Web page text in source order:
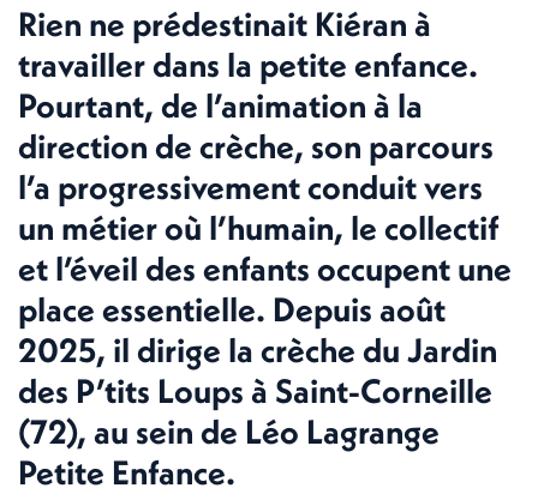
Rien ne prédestinait Kiéran à
travailler dans la petite enfance.
Pourtant, de l’animation à la
direction de crèche, son parcours
l’a progressivement conduit vers
un métier où l’humain, le collectif
et l’éveil des enfants occupent une
place essentielle. Depuis août
2025, il dirige la crèche du Jardin
des P’tits Loups à Saint-Corneille
(72), au sein de Léo Lagrange
Petite Enfance.